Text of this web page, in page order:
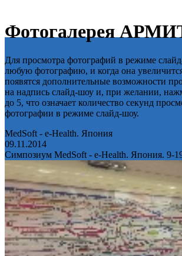
Фотогалерея
Для просмотра фотографий в режиме
любую фотографию, и когда она
появятся дополнительные возможности
на надпись слайд-шоу и, при желании,
до 5, что означает количество секунд
фотографии в режиме слайд-шоу.
MedSoft - e-Health. Япония
09.11.2014
Симпозиум MedSoft - e-Health. Япония. 9-